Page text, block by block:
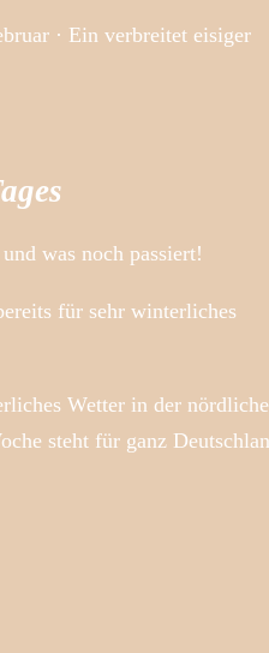
· Ein verbreitet eisiger
was noch passiert!
für sehr winterliches
Wetter in der
steht für ganz